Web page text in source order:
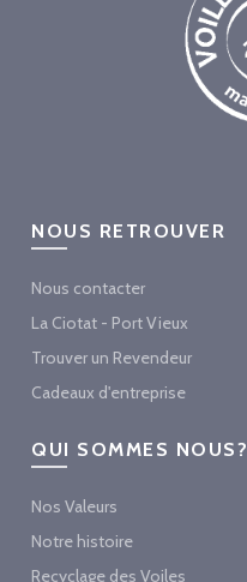
NOUS RETROUVER
Nous contacter
La Ciotat - Port Vieux
Trouver un Revendeur
Cadeaux d'entreprise
QUI SOMMES NOUS?
Nos Valeurs
Notre histoire
Recyclage des Voiles